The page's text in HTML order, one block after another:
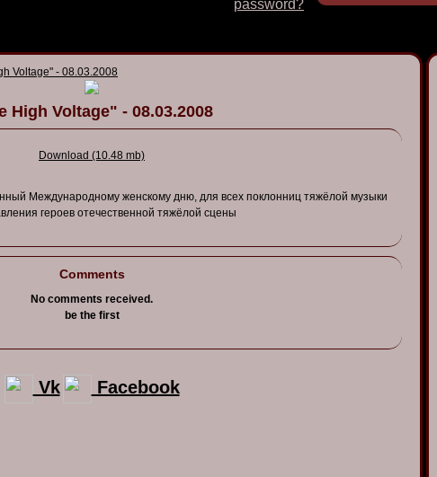
password?
Voltage" - 08.03.2008
High Voltage" - 08.03.2008
Download (10.48 mb)
Международному женскому дню, для всех поклонниц тяжёлой музыки
вления героев отечественной тяжёлой сцены
Comments
No comments received.
be the first
Vk Facebook